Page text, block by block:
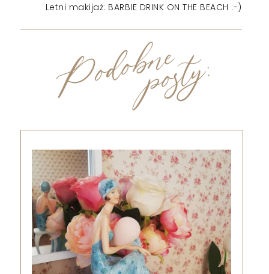
Letni makijaż: BARBIE DRINK ON THE BEACH :-)